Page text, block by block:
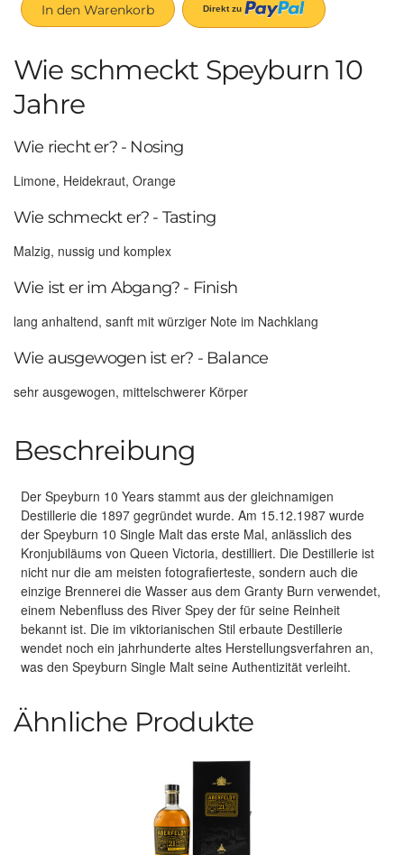
In den Warenkorb
Wie schmeckt Speyburn 10
Jahre
Wie riecht er? - Nosing
Limone, Heidekraut, Orange
Wie schmeckt er? - Tasting
Malzig, nussig und komplex
Wie ist er im Abgang? - Finish
lang anhaltend, sanft mit würziger Note im Nachklang
Wie ausgewogen ist er? - Balance
sehr ausgewogen, mittelschwerer Körper
Beschreibung
Der Speyburn 10 Years stammt aus der gleichnamigen
Destillerie die 1897 gegründet wurde. Am 15.12.1987 wurde
der Speyburn 10 Single Malt das erste Mal, anlässlich des
Kronjubiläums von Queen Victoria, destilliert. Die Destillerie ist
nicht nur die am meisten fotografierteste, sondern auch die
einzige Brennerei die Wasser aus dem Granty Burn verwendet,
einem Nebenfluss des River Spey der für seine Reinheit
bekannt ist. Die im viktorianischen Stil erbaute Destillerie
wendet noch ein jahrhunderte altes Herstellungsverfahren an,
was den Speyburn Single Malt seine Authentizität verleiht.
Ähnliche Produkte